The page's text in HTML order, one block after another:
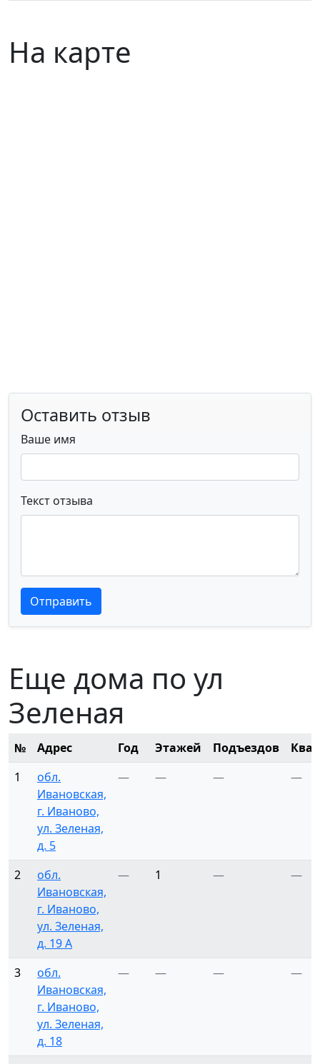
На карте
Оставить отзыв
Ваше имя
Текст отзыва
Текст отзыва
Текст отзыва
Отправить
Еще дома по ул
Зеленая
№ Адрес Год Этажей Подъездов
1
обл.
Ивановская,
г. Иваново,
ул. Зеленая,
д. 5
— — — —
2
обл.
Ивановская,
г. Иваново,
ул. Зеленая,
д. 19 А
— 1 — —
3
обл.
Ивановская,
г. Иваново,
ул. Зеленая,
д. 18
— — — —